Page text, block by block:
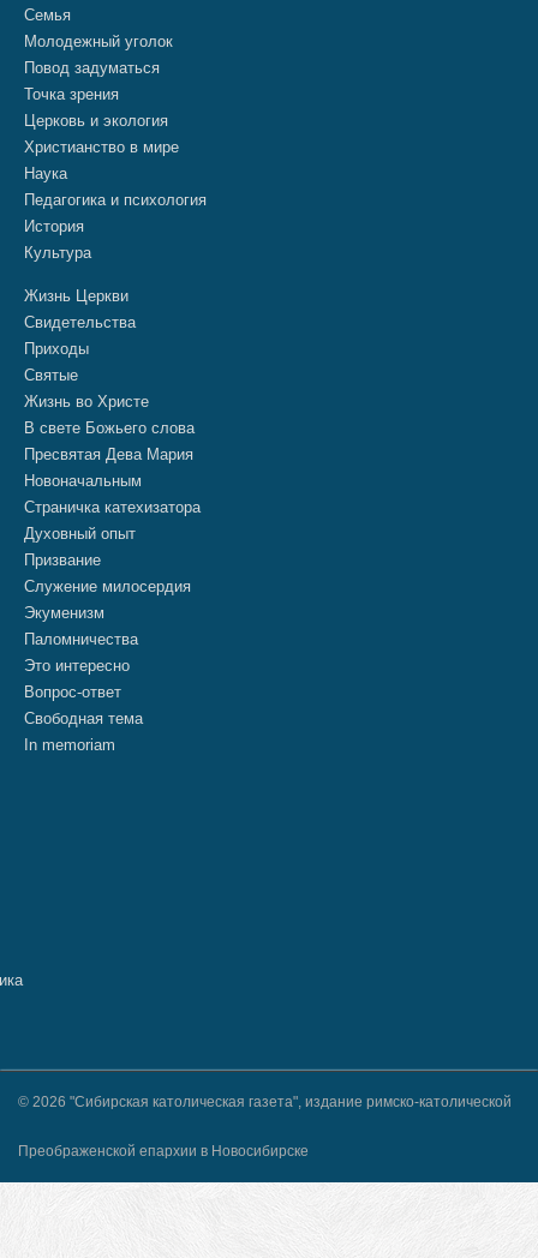
Семья
Молодежный уголок
Повод задуматься
Точка зрения
Церковь и экология
Христианство в мире
Наука
Педагогика и психология
История
Культура
Жизнь Церкви
Свидетельства
Приходы
Святые
Жизнь во Христе
В свете Божьего слова
Пресвятая Дева Мария
Новоначальным
Страничка катехизатора
Духовный опыт
Призвание
Служение милосердия
Экуменизм
Паломничества
Это интересно
Вопрос-ответ
Свободная тема
In memoriam
© 2026 "Сибирская католическая газета", издание римско-католической
Преображенской епархии в Новосибирске